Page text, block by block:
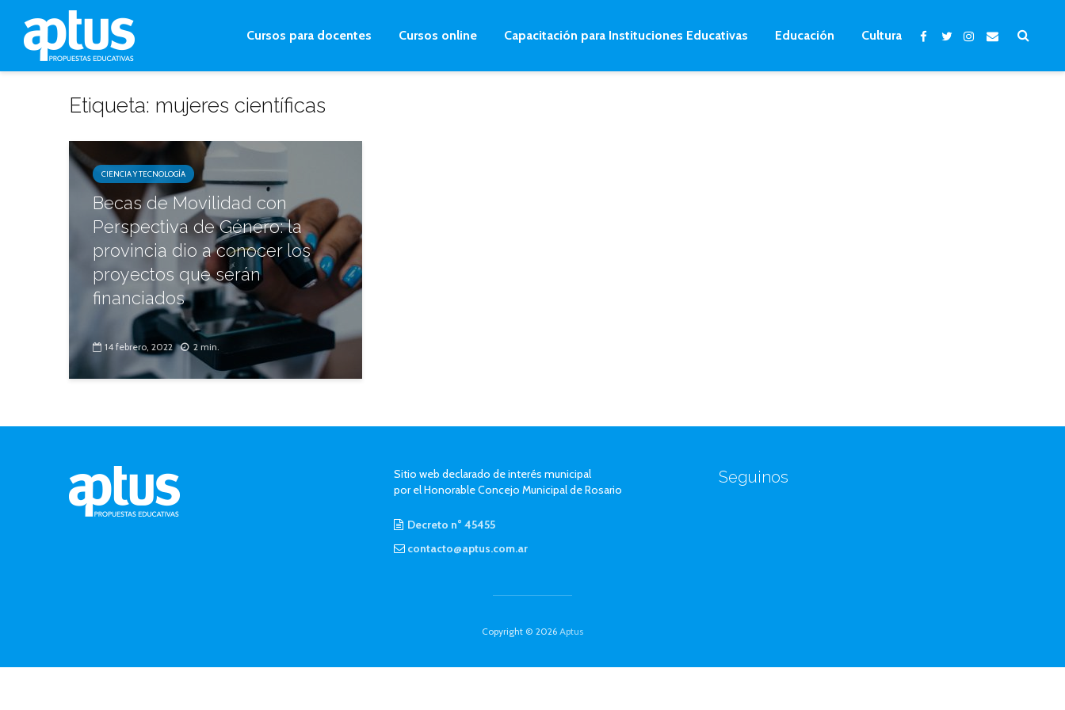
Cursos para docentes Cursos online Capacitación para Instituciones Educativas Educación Cultura
Etiqueta: mujeres científicas
CIENCIA Y TECNOLOGÍA
Becas de Movilidad con
Perspectiva de Género: la
provincia dio a conocer los
proyectos que serán
financiados
14 febrero, 2022 2 min.
Sitio web declarado de interés municipal
por el Honorable Concejo Municipal de Rosario
Decreto n° 45455
contacto@aptus.com.ar
Seguinos
Copyright © 2026 Aptus